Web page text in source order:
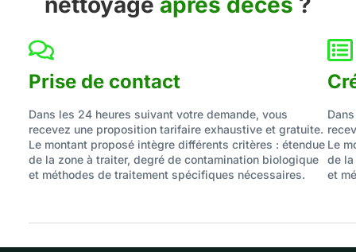
Prise de contact
Dans les 24 heures suivant votre demande, vous
recevez une proposition tarifaire exhaustive et gratuite.
Le montant proposé intègre différents critères : étendue
de la zone à traiter, degré de contamination biologique
et méthodes de traitement spécifiques nécessaires.
Le
de
et